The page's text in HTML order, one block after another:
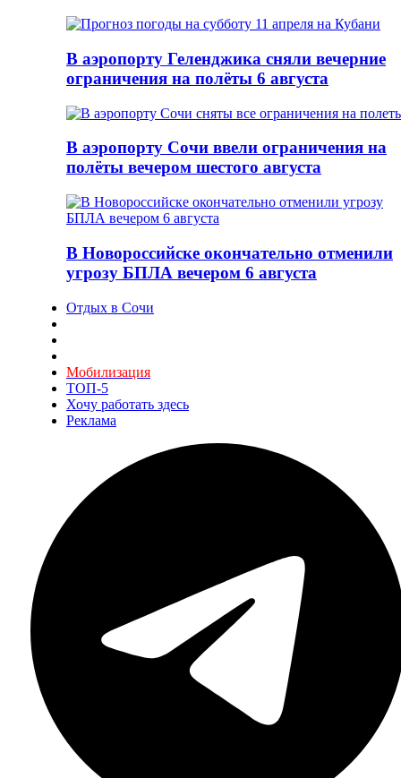
В аэропорту Геленджика сняли вечерние
ограничения на полёты 6 августа
В аэропорту Сочи ввели ограничения на
полёты вечером шестого августа
В Новороссийске окончательно отменили
угрозу БПЛА вечером 6 августа
Отдых в Сочи
Мобилизация
ТОП-5
Хочу работать здесь
Реклама